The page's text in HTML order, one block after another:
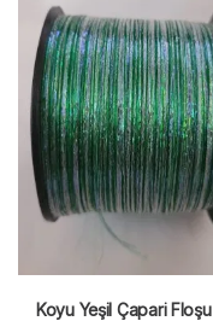
Koyu Yeşil Çapari Floşu